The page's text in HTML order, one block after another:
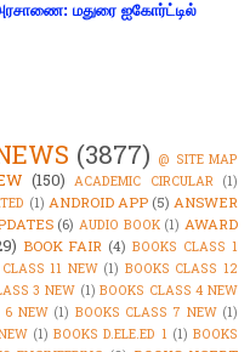
அரசாணை: மதுரை ஐகோர்ட்டில்
(3877) @ SITE MAP
(150) ACADEMIC CIRCULAR (1)
(1) ANDROID APP (5) ANSWER
(6) AUDIO BOOK (1) AWARD
BOOK FAIR (4) BOOKS CLASS 1
11 NEW (1) BOOKS CLASS 12
3 NEW (1) BOOKS CLASS 4 NEW
6 NEW (1) BOOKS CLASS 7 NEW (1)
(1) BOOKS D.ELE.ED 1 (1) BOOKS